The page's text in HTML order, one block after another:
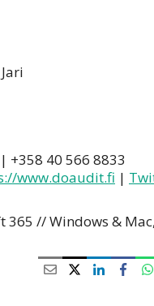
40 566 8833
www.doaudit.fi |
// Windows &